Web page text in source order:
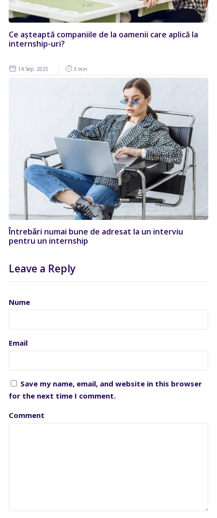
Ce așteaptă companiile de la oamenii care aplică la
internship-uri?
14 Sep. 2025 3 min
Întrebǎri numai bune de adresat la un interviu
pentru un internship
Leave a Reply
Nume
Email
Save my name, email, and website in this browser
for the next time I comment.
Comment